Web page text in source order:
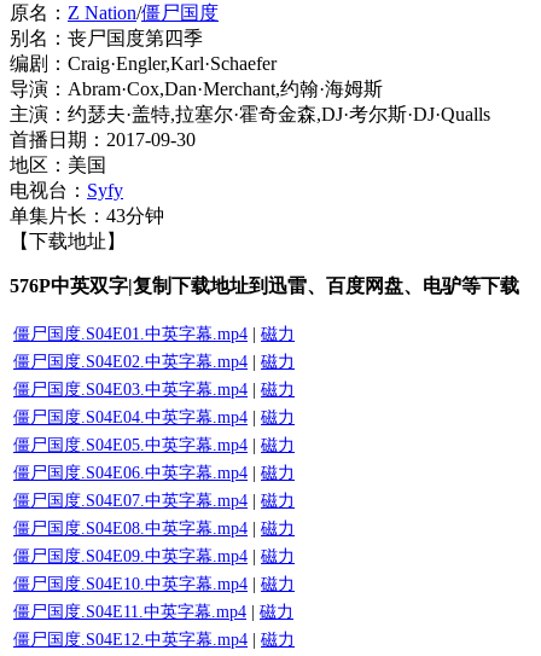
原名： Z Nation/僵尸国度
别名：丧尸国度第四季
编剧：Craig·Engler,Karl·Schaefer
导演：Abram·Cox,Dan·Merchant,约翰·海姆斯
主演：约瑟夫·盖特,拉塞尔·霍奇金森,DJ·考尔斯·DJ·Qualls
首播日期：2017-09-30
地区：美国
电视台： Syfy
单集片长：43分钟
【下载地址】
576P中英双字|复制下载地址到迅雷、百度网盘、电驴等下载
僵尸国度.S04E01.中英字幕.mp4
磁力
僵尸国度.S04E02.中英字幕.mp4
磁力
僵尸国度.S04E03.中英字幕.mp4
磁力
僵尸国度.S04E04.中英字幕.mp4
磁力
僵尸国度.S04E05.中英字幕.mp4
磁力
僵尸国度.S04E06.中英字幕.mp4
磁力
僵尸国度.S04E07.中英字幕.mp4
磁力
僵尸国度.S04E08.中英字幕.mp4
磁力
僵尸国度.S04E09.中英字幕.mp4
磁力
僵尸国度.S04E10.中英字幕.mp4
磁力
僵尸国度.S04E11.中英字幕.mp4
磁力
僵尸国度.S04E12.中英字幕.mp4
磁力